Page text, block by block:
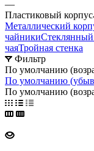
—
Пластиковый корпус
Металлический
чайникиСтеклянный
чаяТройная стенка
Фильтр
По умолчанию
По умолчанию
По умолчанию